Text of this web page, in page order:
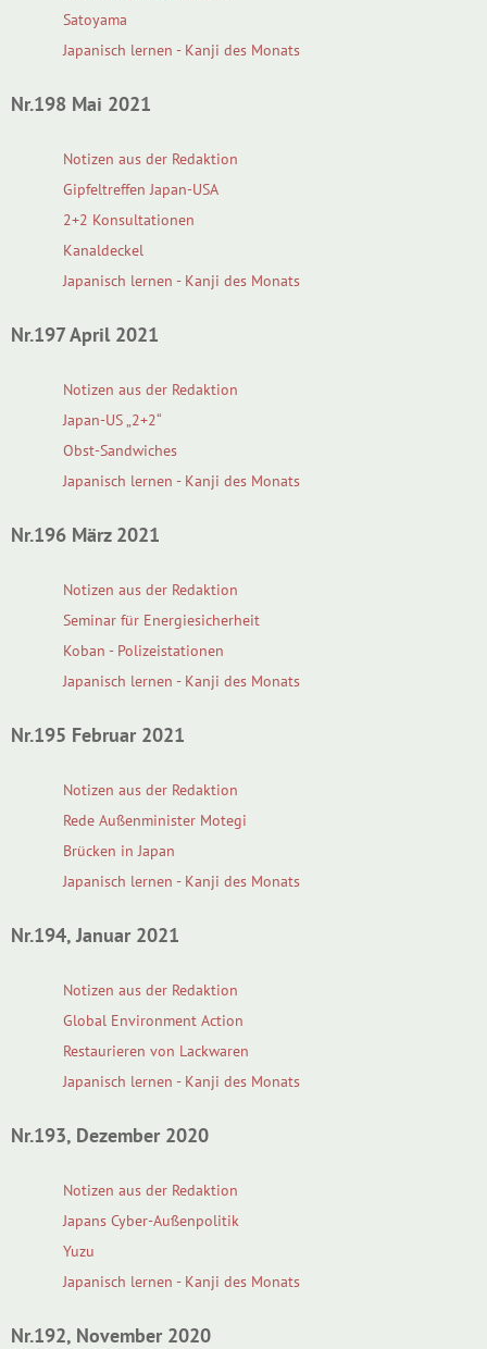
Satoyama
Japanisch lernen - Kanji des Monats
Nr.198 Mai 2021
Notizen aus der Redaktion
Gipfeltreffen Japan-USA
2+2 Konsultationen
Kanaldeckel
Japanisch lernen - Kanji des Monats
Nr.197 April 2021
Notizen aus der Redaktion
Japan-US „2+2“
Obst-Sandwiches
Japanisch lernen - Kanji des Monats
Nr.196 März 2021
Notizen aus der Redaktion
Seminar für Energiesicherheit
Koban - Polizeistationen
Japanisch lernen - Kanji des Monats
Nr.195 Februar 2021
Notizen aus der Redaktion
Rede Außenminister Motegi
Brücken in Japan
Japanisch lernen - Kanji des Monats
Nr.194, Januar 2021
Notizen aus der Redaktion
Global Environment Action
Restaurieren von Lackwaren
Japanisch lernen - Kanji des Monats
Nr.193, Dezember 2020
Notizen aus der Redaktion
Japans Cyber-Außenpolitik
Yuzu
Japanisch lernen - Kanji des Monats
Nr.192, November 2020